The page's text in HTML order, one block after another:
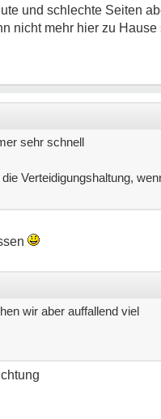
und schlechte Seiten
nicht mehr hier zu
sehr schnell
Verteidigungshaltung,
wir aber auffallend viel